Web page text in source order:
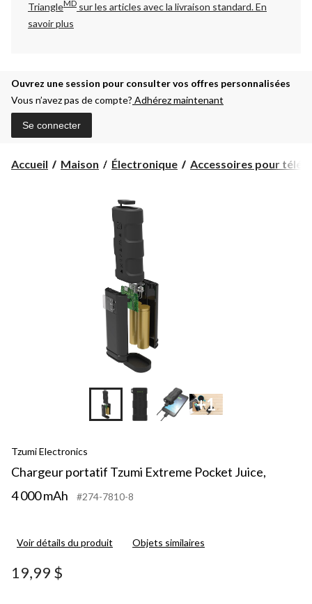
TriangleMD sur les articles avec la livraison standard.En
savoir plus
Ouvrez une session pour consulter vos offres personnalisées
Vous n’avez pas de compte? Adhérez maintenant
Se connecter
Accueil Maison Électronique Accessoires pour
+1
Tzumi Electronics
Chargeur portatif Tzumi Extreme Pocket Juice,
4 000 mAh
#274-7810-8
Voir détails du produit Objets similaires
19,99 $